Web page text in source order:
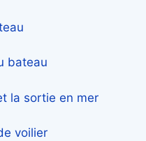
bateau
la sortie en mer
voilier